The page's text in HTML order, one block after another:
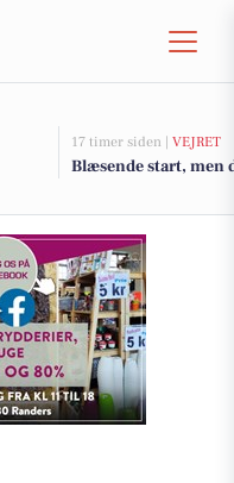
17 timer siden | VEJRET
Blæsende start, men
rette bil for dig?